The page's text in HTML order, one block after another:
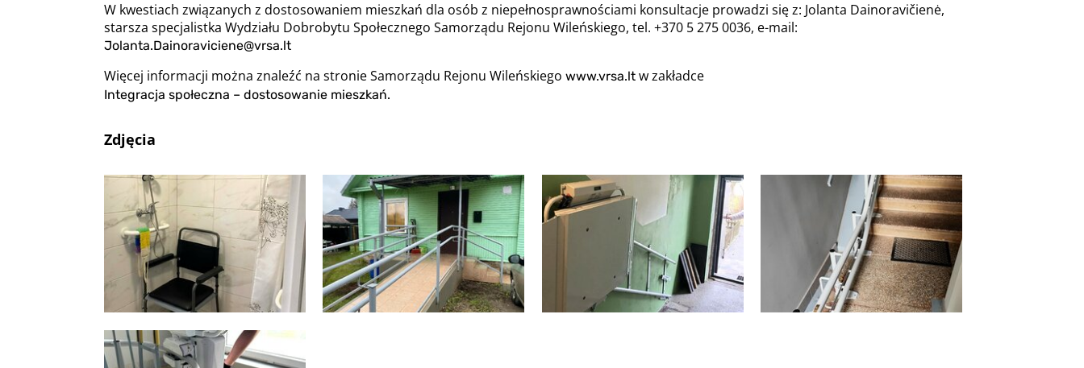
W kwestiach związanych z dostosowaniem mieszkań dla osób z niepełnosprawnościami konsultacje prowadzi się z: Jolanta Dainoravičienė,
starsza specjalistka Wydziału Dobrobytu Społecznego Samorządu Rejonu Wileńskiego, tel. +370 5 275 0036, e-mail:
Jolanta.Dainoraviciene@vrsa.lt
Więcej informacji można znaleźć na stronie Samorządu Rejonu Wileńskiego www.vrsa.lt w zakładce
Integracja społeczna – dostosowanie mieszkań.
Zdjęcia